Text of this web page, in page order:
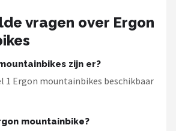
vragen over Ergon
zijn er?
1 Ergon mountainbikes beschikbaar
mountainbike?